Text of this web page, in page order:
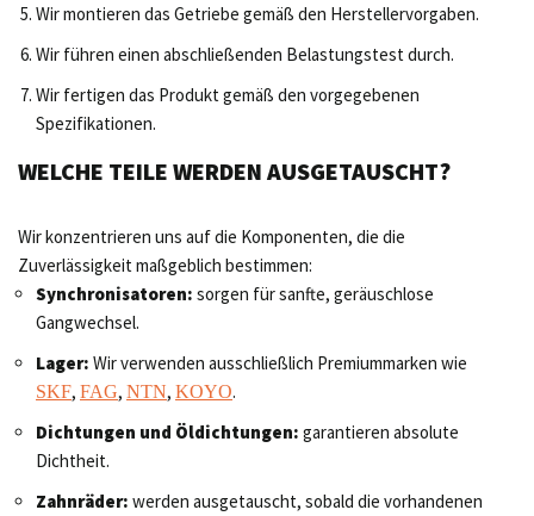
Wir montieren das Getriebe gemäß den Herstellervorgaben.
Wir führen einen abschließenden Belastungstest durch.
Wir fertigen das Produkt gemäß den vorgegebenen
Spezifikationen.
WELCHE TEILE WERDEN AUSGETAUSCHT?
Wir konzentrieren uns auf die Komponenten, die die
Zuverlässigkeit maßgeblich bestimmen:
Synchronisatoren: sorgen für sanfte, geräuschlose
Gangwechsel.
Lager: Wir verwenden ausschließlich Premiummarken wie
SKF, FAG, NTN, KOYO.
Dichtungen und Öldichtungen: garantieren absolute
Dichtheit.
Zahnräder: werden ausgetauscht, sobald die vorhandenen